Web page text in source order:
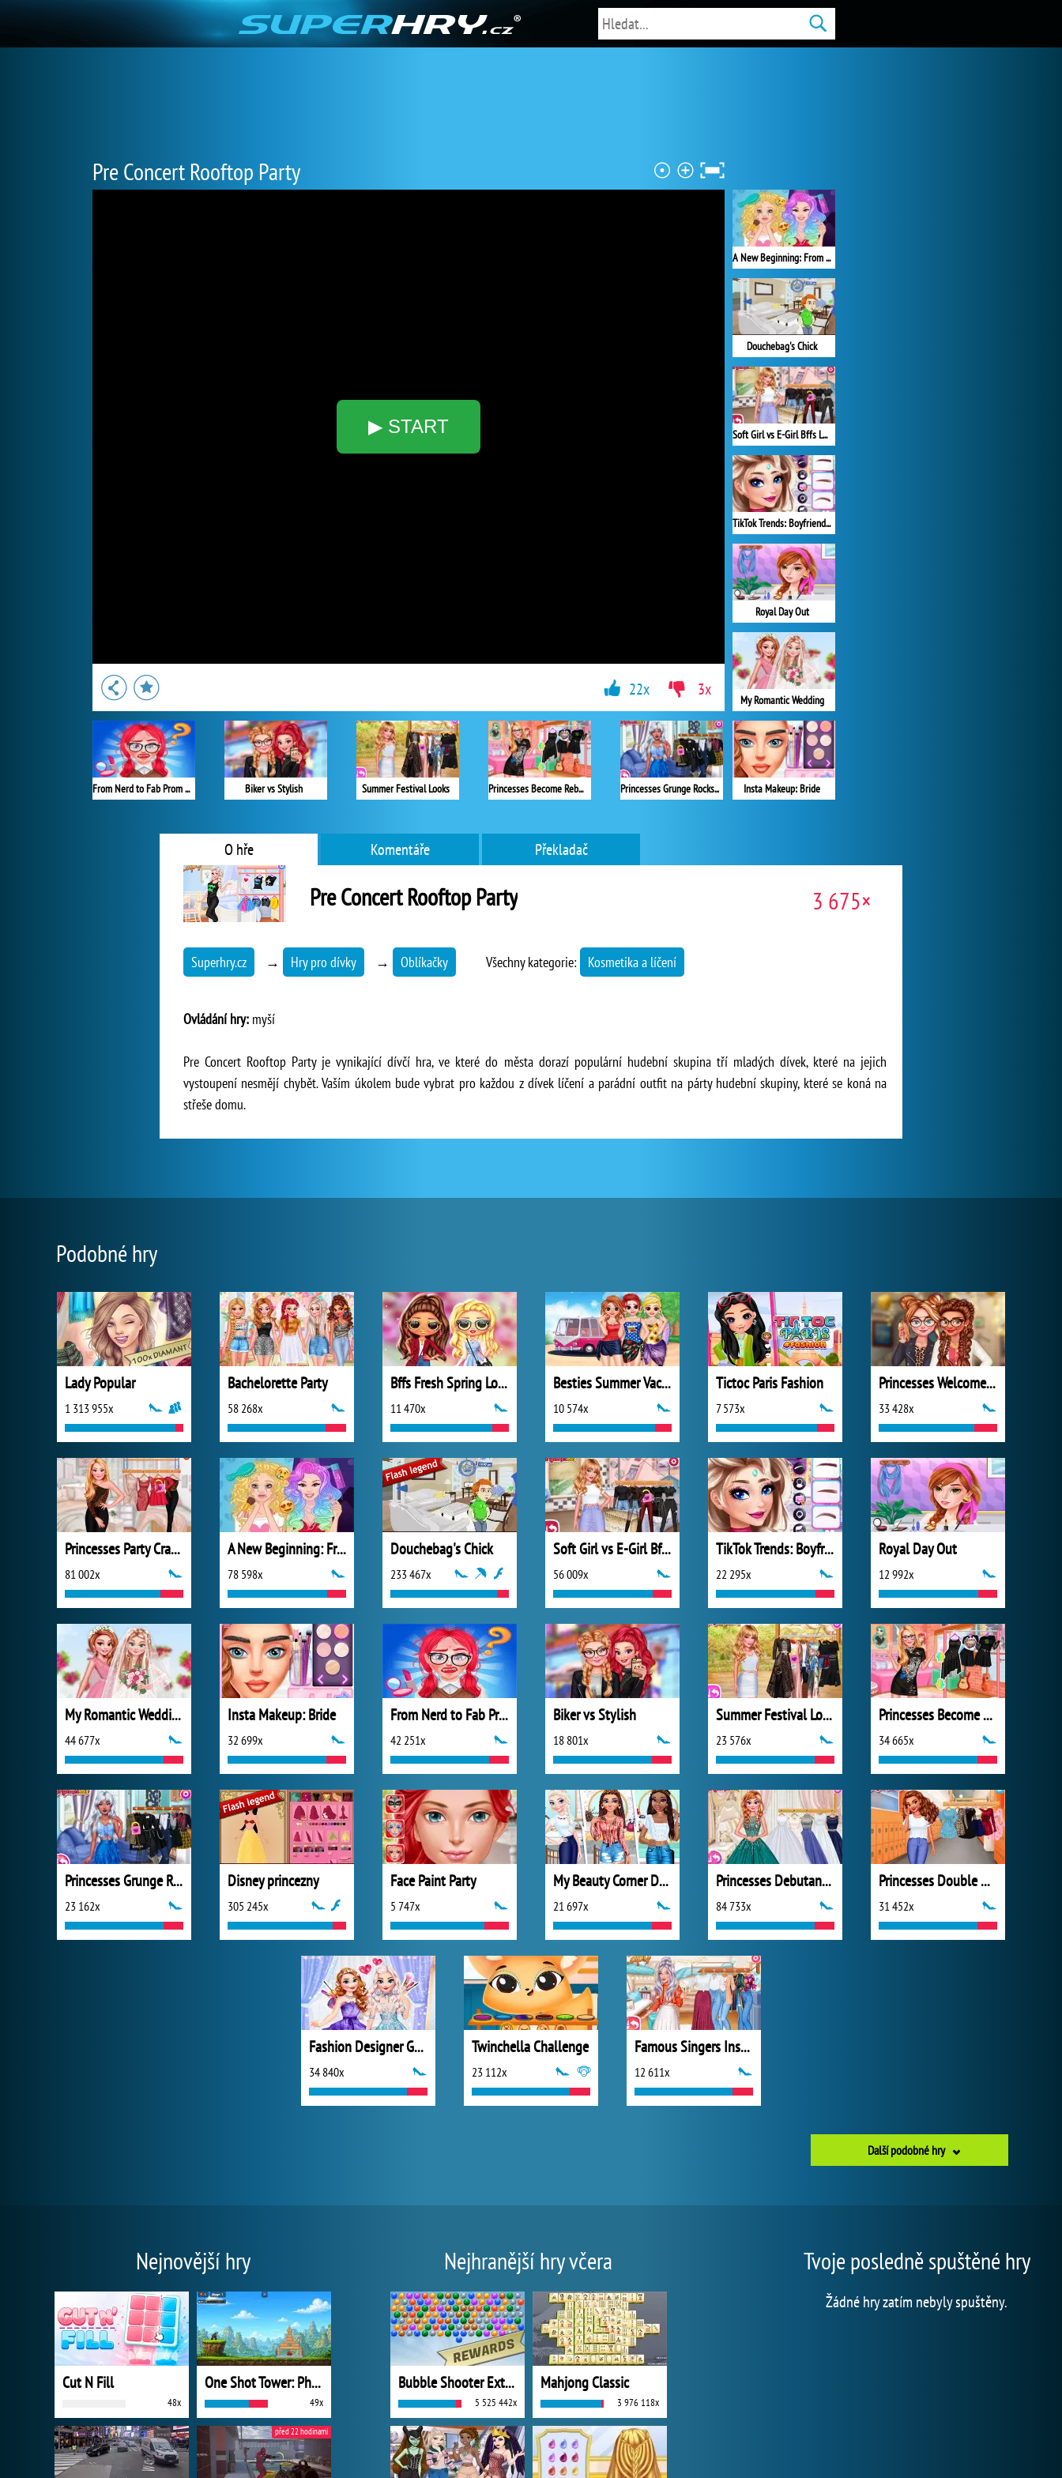
Pre Concert Rooftop Party
▶ START
A New Beginning: From Sad To Fab
Douchebag's Chick
Soft Girl vs E-Girl Bffs Looks
TikTok Trends: Boyfriend Fashion
Royal Day Out
My Romantic Wedding
Insta Makeup: Bride
From Nerd to Fab Prom Edition Biker vs Stylish Summer Festival Looks Princesses Become Rebels Punks Princesses Grunge Rockstars
22x 3x
O hře Komentáře Překladač
Pre Concert Rooftop Party 3 675×
Superhry.cz → Hry pro dívky → Oblíkačky Všechny kategorie: Kosmetika a líčení
Ovládání hry: myší
Pre Concert Rooftop Party je vynikající dívčí hra, ve které do města dorazí populární hudební skupina tří mladých dívek, které na jejich
vystoupení nesmějí chybět. Vaším úkolem bude vybrat pro každou z dívek líčení a parádní outfit na párty hudební skupiny, které se koná na
střeše domu.
Podobné hry
Lady Popular
1 313 955x
Bachelorette Party
58 268x
Bffs Fresh Spring Look
11 470x
Besties Summer Vacation
10 574x
Tictoc Paris Fashion
7 573x
Princesses Welcome Party
33 428x
Princesses Party Crashers
81 002x
A New Beginning: From Sad To Fab
78 598x
Douchebag's Chick
233 467x
Soft Girl vs E-Girl Bffs Looks
56 009x
TikTok Trends: Boyfriend Fashion
22 295x
Royal Day Out
12 992x
My Romantic Wedding
44 677x
Insta Makeup: Bride
32 699x
From Nerd to Fab Prom Edition
42 251x
Biker vs Stylish
18 801x
Summer Festival Looks
23 576x
Princesses Become Rebels Punks
34 665x
Princesses Grunge Rockstars
23 162x
Disney princezny
305 245x
Face Paint Party
5 747x
My Beauty Corner Decoration
21 697x
Princesses Debutante Ball
84 733x
Princesses Double Date
31 452x
Fashion Designer Gala
34 840x
Twinchella Challenge
23 112x
Famous Singers Insta Divas
12 611x
Další podobné hry
Nejnovější hry
Cut N Fill
48x
One Shot Tower: Physics Destroyer
49x
před 22 hodinami
Nejhranější hry včera
Bubble Shooter Extreme
5 525 442x
Mahjong Classic
3 976 118x
Tvoje posledně spuštěné hry
Žádné hry zatím nebyly spuštěny.